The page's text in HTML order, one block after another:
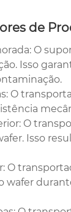
de
O
Isso
O
O
Isso
O